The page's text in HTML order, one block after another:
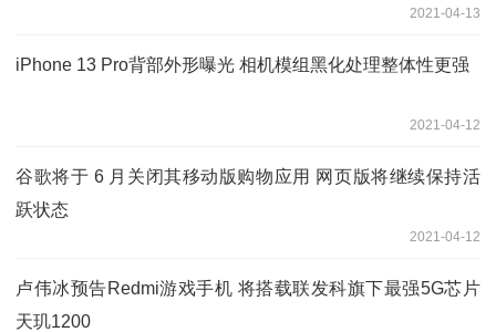
2021-04-13
iPhone 13 Pro背部外形曝光 相机模组黑化处理整体性更强
2021-04-12
谷歌将于 6 月关闭其移动版购物应用 网页版将继续保持活
跃状态
2021-04-12
卢伟冰预告Redmi游戏手机 将搭载联发科旗下最强5G芯片
天玑1200